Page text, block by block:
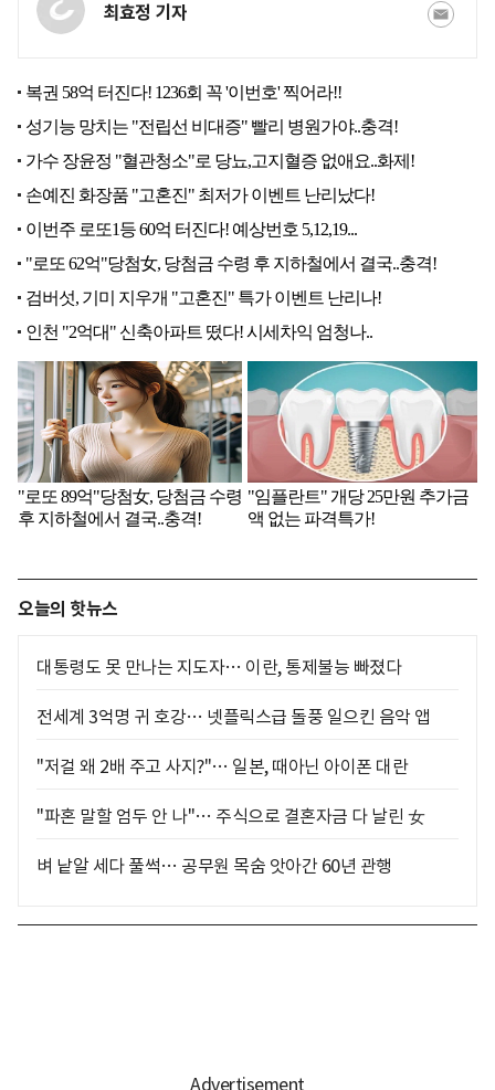
최효정 기자
오늘의 핫뉴스
대통령도 못 만나는 지도자… 이란, 통제불능 빠졌다
전세계 3억명 귀 호강… 넷플릭스급 돌풍 일으킨 음악 앱
"저걸 왜 2배 주고 사지?"… 일본, 때아닌 아이폰 대란
"파혼 말할 엄두 안 나"… 주식으로 결혼자금 다 날린 女
벼 낱알 세다 풀썩… 공무원 목숨 앗아간 60년 관행